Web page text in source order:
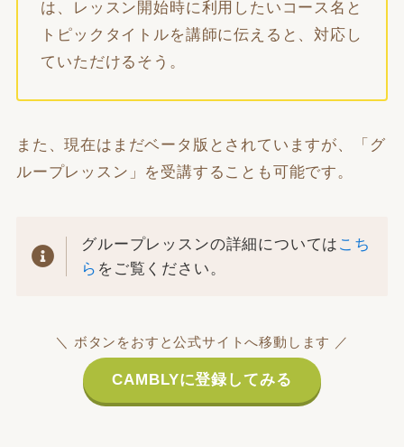
は、レッスン開始時に利用したいコース名と
トピックタイトルを講師に伝えると、対応し
ていただけるそう。
また、現在はまだベータ版とされていますが、「グ
ループレッスン」を受講することも可能です。
グループレッスンの詳細については こち
ら をご覧ください。
＼ ボタンをおすと公式サイトへ移動します ／
CAMBLYに登録してみる